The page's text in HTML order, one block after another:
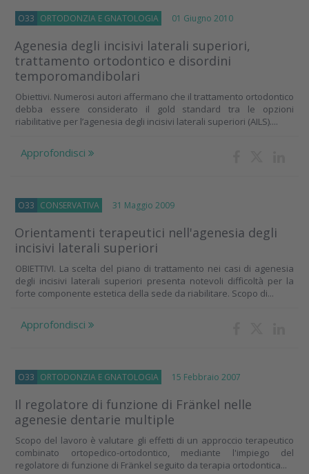
O33 ORTODONZIA E GNATOLOGIA 01 Giugno 2010
Agenesia degli incisivi laterali superiori,
trattamento ortodontico e disordini
temporomandibolari
Obiettivi. Numerosi autori affermano che il trattamento ortodontico
debba essere considerato il gold standard tra le opzioni
riabilitative per l’agenesia degli incisivi laterali superiori (AILS)....
Approfondisci
O33 CONSERVATIVA 31 Maggio 2009
Orientamenti terapeutici nell'agenesia degli
incisivi laterali superiori
OBIETTIVI. La scelta del piano di trattamento nei casi di agenesia
degli incisivi laterali superiori presenta notevoli difficoltà per la
forte componente estetica della sede da riabilitare. Scopo di...
Approfondisci
O33 ORTODONZIA E GNATOLOGIA 15 Febbraio 2007
Il regolatore di funzione di Fränkel nelle
agenesie dentarie multiple
Scopo del lavoro è valutare gli effetti di un approccio terapeutico
combinato ortopedico-ortodontico, mediante l'impiego del
regolatore di funzione di Fränkel seguito da terapia ortodontica...